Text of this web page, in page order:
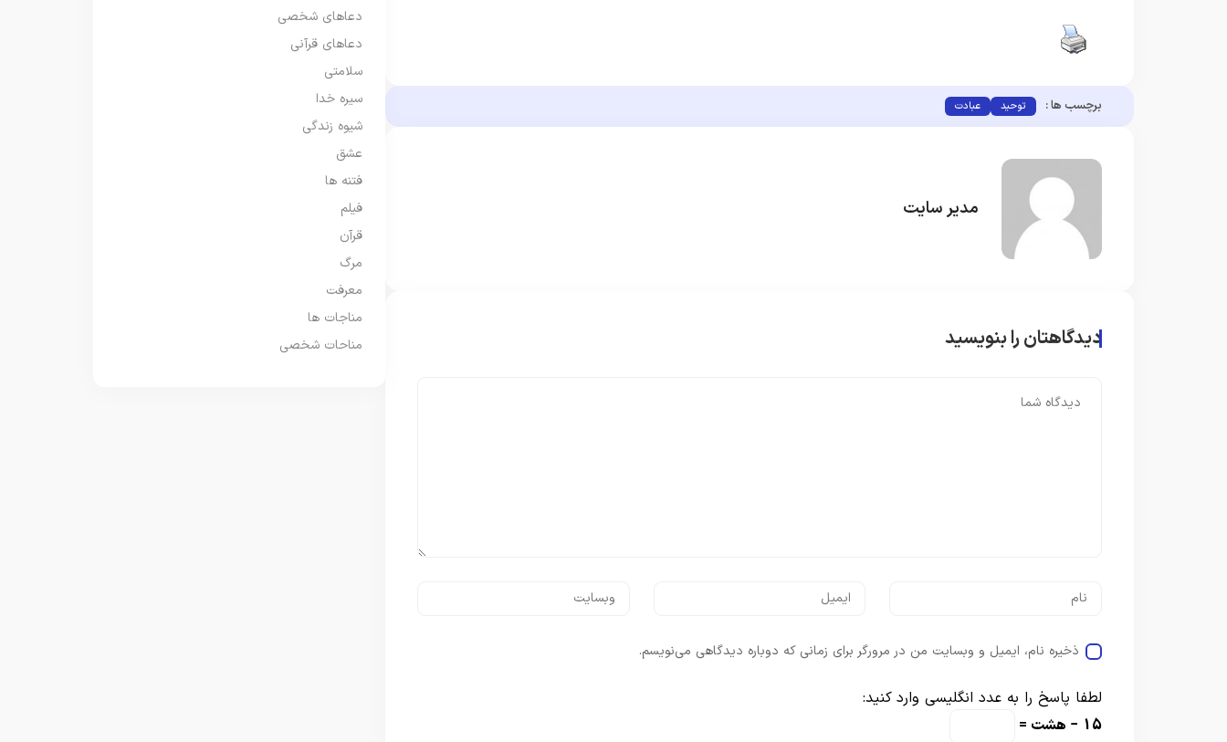
برچسب ها : توحید عبادت
مدیر سایت
دیدگاهتان را بنویسید
ذخیره نام، ایمیل و وبسایت من در مرورگر برای زمانی که دوباره دیدگاهی می‌نویسم.
لطفا پاسخ را به عدد انگلیسی وارد کنید:
15 − هشت =
دعاهای شخصی
دعاهای قرآنی
سلامتی
سیره خدا
شیوه زندگی
عشق
فتنه ها
فیلم
قرآن
مرگ
معرفت
مناجات ها
مناحات شخصی